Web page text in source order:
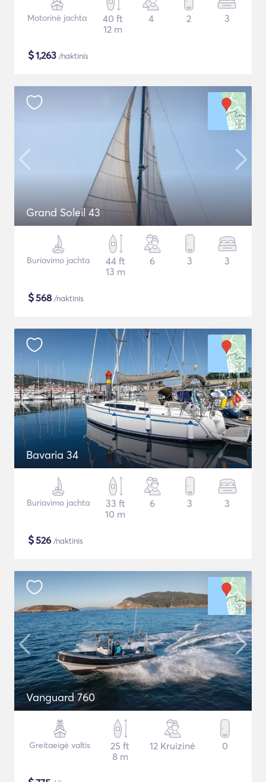
Motorinė jachta
40 ft
12 m
4 2 3
$1,263 /naktinis
Grand Soleil 43
Buriavimo jachta
44 ft
13 m
6 3 3
$568 /naktinis
Bavaria 34
Buriavimo jachta
33 ft
10 m
6 3 3
$526 /naktinis
Vanguard 760
Greitaeigė valtis
25 ft
8 m
12 Kruizinė 0